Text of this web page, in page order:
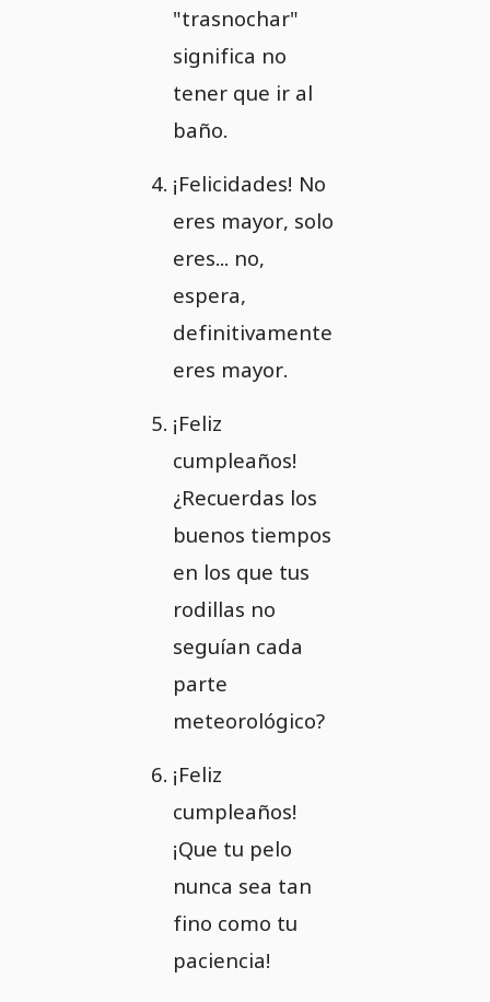
"trasnochar"
significa no
tener que ir al
baño.
¡Felicidades! No
eres mayor, solo
eres... no,
espera,
definitivamente
eres mayor.
¡Feliz
cumpleaños!
¿Recuerdas los
buenos tiempos
en los que tus
rodillas no
seguían cada
parte
meteorológico?
¡Feliz
cumpleaños!
¡Que tu pelo
nunca sea tan
fino como tu
paciencia!